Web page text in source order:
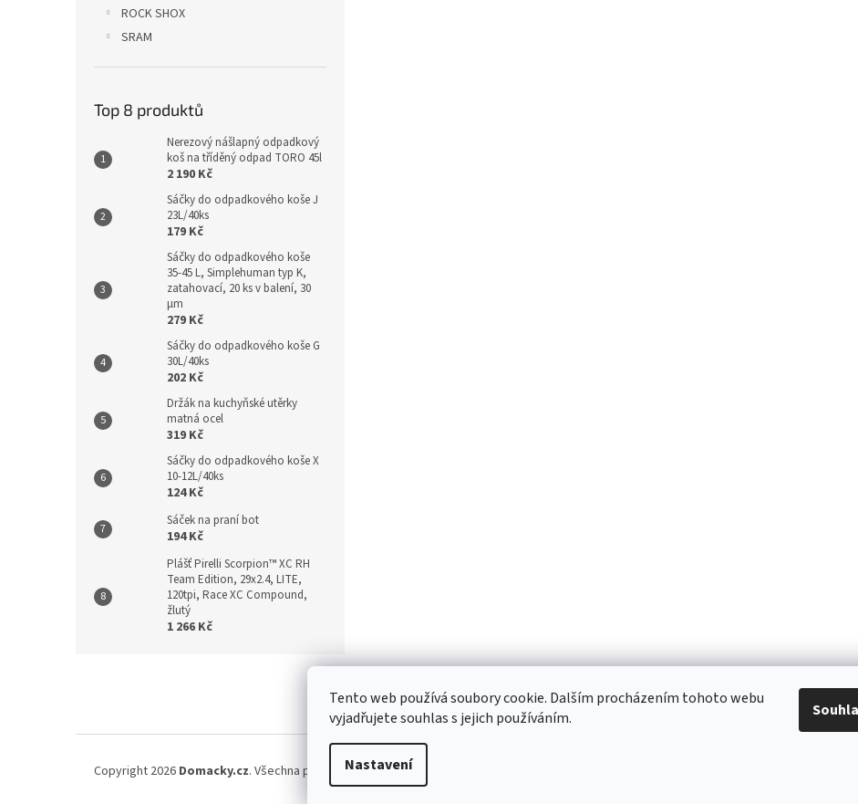
Tento web používá soubory cookie. Dalším procházením tohoto webu
vyjadřujete souhlas s jejich používáním.
Nastavení
ROCK SHOX
SRAM
Top 8 produktů
Nerezový nášlapný odpadkový
koš na tříděný odpad TORO 45l
2 190 Kč
Sáčky do odpadkového koše J
23L/40ks
179 Kč
Sáčky do odpadkového koše
35-45 L, Simplehuman typ K,
zatahovací, 20 ks v balení, 30
µm
279 Kč
Sáčky do odpadkového koše G
30L/40ks
202 Kč
Držák na kuchyňské utěrky
matná ocel
319 Kč
Sáčky do odpadkového koše X
10-12L/40ks
124 Kč
Sáček na praní bot
194 Kč
Plášť Pirelli Scorpion™ XC RH
Team Edition, 29x2.4, LITE,
120tpi, Race XC Compound,
žlutý
1 266 Kč
Kontakt / Obchodní podmínky / Ochrana osobních údajů / Reklamace / Výměna, vrácení
Copyright 2026 Domacky.cz. Všechna práva vyhrazena.Upravit nastavení cookies